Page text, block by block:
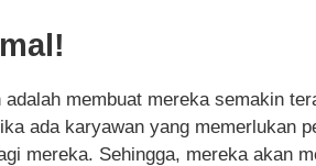
membuat mereka semakin
ada karyawan yang memerlukan
mereka. Sehingga, mereka akan